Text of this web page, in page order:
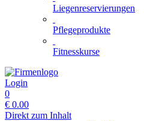
Liegenreservierungen
Pflegeprodukte
Fitnesskurse
Login
0
€ 0.00
Direkt zum Inhalt